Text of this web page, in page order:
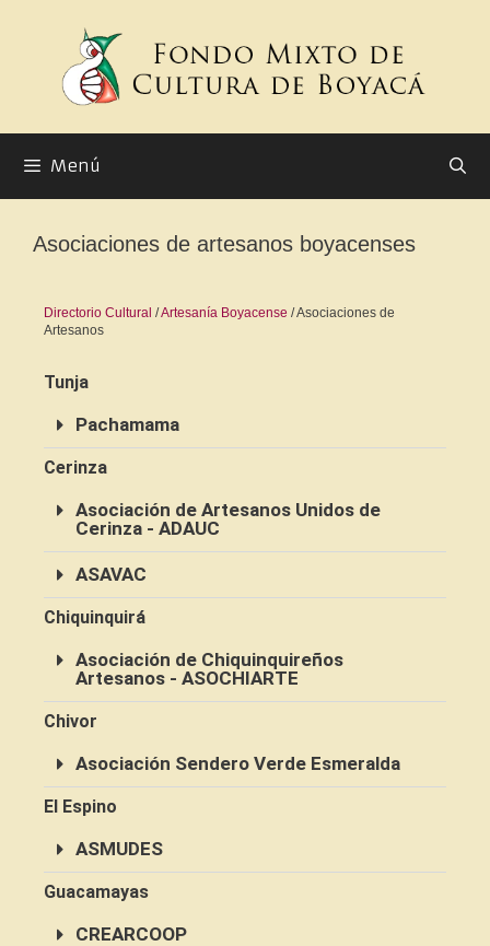
Menú
Asociaciones de artesanos boyacenses
Directorio Cultural /Artesanía Boyacense / Asociaciones de
Artesanos
Tunja
Pachamama
Cerinza
Asociación de Artesanos Unidos de
Cerinza - ADAUC
ASAVAC
Chiquinquirá
Asociación de Chiquinquireños
Artesanos - ASOCHIARTE
Chivor
Asociación Sendero Verde Esmeralda
El Espino
ASMUDES
Guacamayas
CREARCOOP